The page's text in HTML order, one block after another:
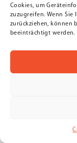
Cookies, um
zuzugreifen. Wenn
zurückziehen, können
beeinträchtigt werden.